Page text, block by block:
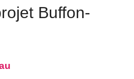
Buffon-